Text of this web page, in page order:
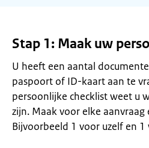
Stap 1: Maak uw
U heeft een aantal
paspoort of ID-kaart aan te
persoonlijke checklist weet u
zijn. Maak voor elke aanvraag
Bijvoorbeeld 1 voor uzelf en